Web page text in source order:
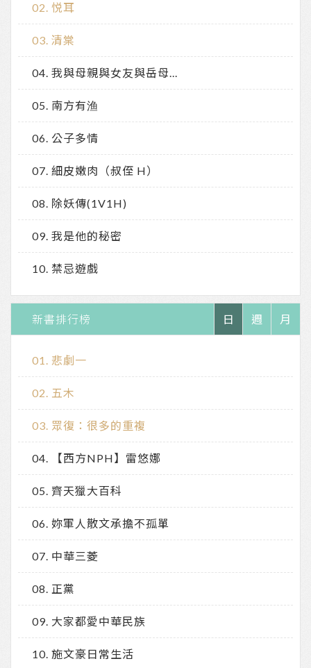
悦耳
清棠
我與母親與女友與岳母...
南方有渔
公子多情
細皮嫩肉（叔侄 H）
除妖傳(1V1H)
我是他的秘密
禁忌遊戲
新書排行榜 日 週 月
悲劇一
五木
眾復：很多的重複
【西方NPH】雷悠娜
齊天獵大百科
妳軍人散文承擔不孤單
中華三菱
正黨
大家都愛中華民族
施文豪日常生活